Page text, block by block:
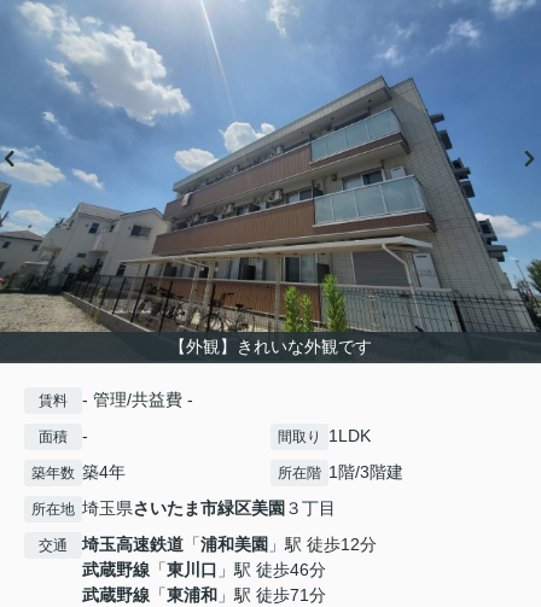
【外観】きれいな外観です
賃料 - 管理/共益費 -
面積 - 間取り 1LDK
築年数 築4年 所在階 1階/3階建
所在地 埼玉県さいたま市緑区美園 ３丁目
交通 埼玉高速鉄道 「浦和美園 」駅 徒歩12分
武蔵野線 「東川口 」駅 徒歩46分
武蔵野線 「東浦和 」駅 徒歩71分